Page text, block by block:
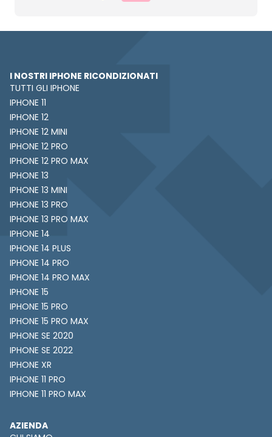
I NOSTRI IPHONE RICONDIZIONATI
TUTTI GLI IPHONE
IPHONE 11
IPHONE 12
IPHONE 12 MINI
IPHONE 12 PRO
IPHONE 12 PRO MAX
IPHONE 13
IPHONE 13 MINI
IPHONE 13 PRO
IPHONE 13 PRO MAX
IPHONE 14
IPHONE 14 PLUS
IPHONE 14 PRO
IPHONE 14 PRO MAX
IPHONE 15
IPHONE 15 PRO
IPHONE 15 PRO MAX
IPHONE SE 2020
IPHONE SE 2022
IPHONE XR
IPHONE 11 PRO
IPHONE 11 PRO MAX
AZIENDA